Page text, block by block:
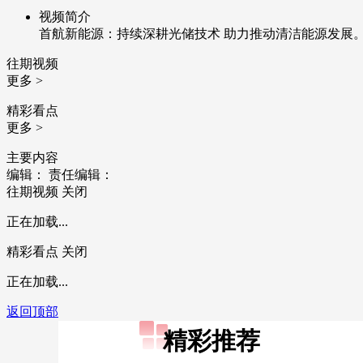
视频简介
首航新能源：持续深耕光储技术 助力推动清洁能源发展
往期视频
更多 >
精彩看点
更多 >
主要内容
编辑： 责任编辑：
往期视频 关闭
正在加载...
精彩看点 关闭
正在加载...
返回顶部
精彩推荐